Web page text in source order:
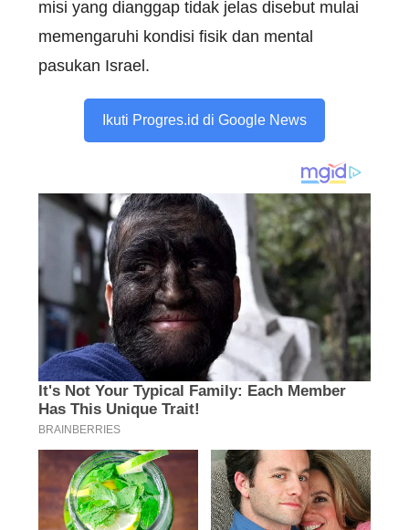
misi yang dianggap tidak jelas disebut mulai
memengaruhi kondisi fisik dan mental
pasukan Israel.
Ikuti Progres.id di Google News